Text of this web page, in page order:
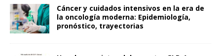
Cáncer y cuidados intensivos en la era de
la oncología moderna: Epidemiología,
pronóstico, trayectorias